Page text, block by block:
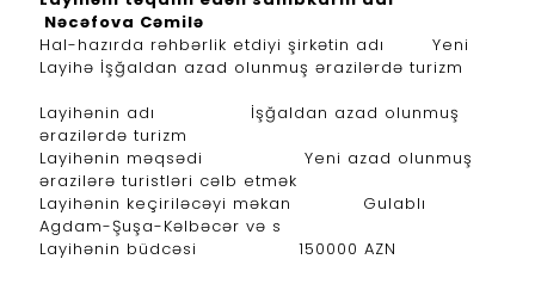
Nəcəfova Cəmilə
Hal-hazırda rəhbərlik etdiyi şirkətin adı Yeni
Layihə İşğaldan azad olunmuş ərazilərdə turizm
Layihənin adı İşğaldan azad olunmuş
ərazilərdə turizm
Layihənin məqsədi Yeni azad olunmuş
ərazilərə turistləri cəlb etmək
Layihənin keçiriləcəyi məkan Gulablı
Agdam-Şuşa-Kəlbəcər və s
Layihənin büdcəsi 150000 AZN